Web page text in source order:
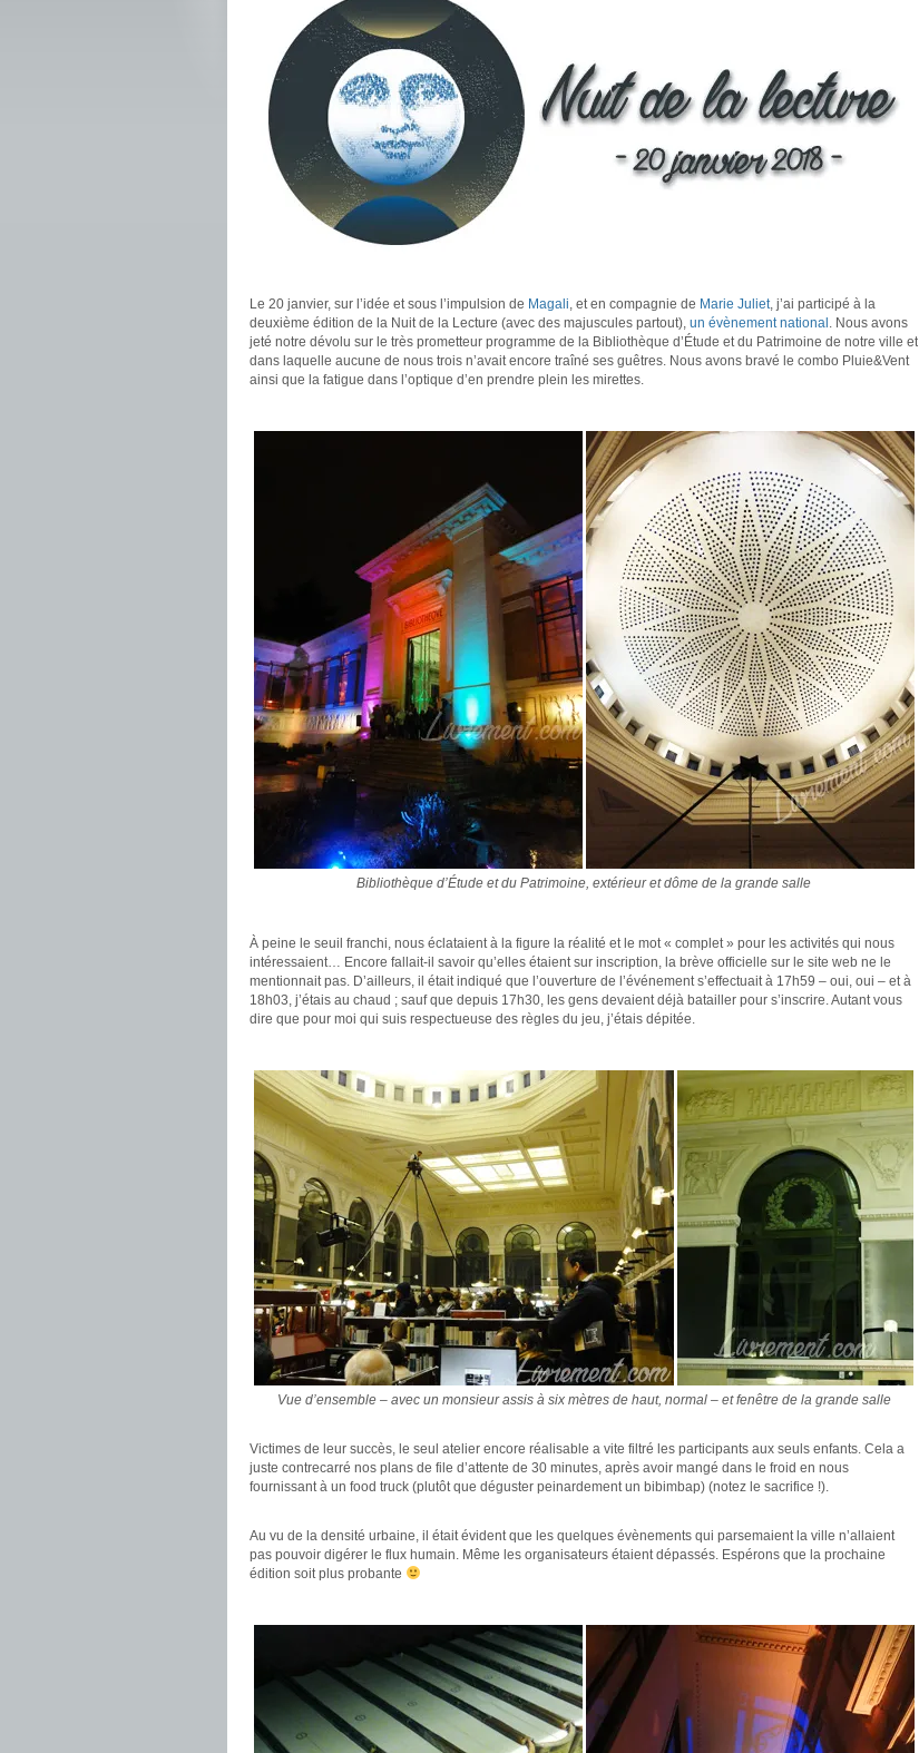
Le 20 janvier, sur l’idée et sous l’impulsion de Magali, et en compagnie de Marie Juliet, j’ai participé à la
deuxième édition de la Nuit de la Lecture (avec des majuscules partout), un évènement national . Nous avons
jeté notre dévolu sur le très prometteur programme de la Bibliothèque d’Étude et du Patrimoine de notre ville et
dans laquelle aucune de nous trois n’avait encore traîné ses guêtres. Nous avons bravé le combo Pluie&Vent
ainsi que la fatigue dans l’optique d’en prendre plein les mirettes.
Bibliothèque d’Étude et du Patrimoine, extérieur et dôme de la grande salle
À peine le seuil franchi, nous éclataient à la figure la réalité et le mot « complet » pour les activités qui nous
intéressaient… Encore fallait-il savoir qu’elles étaient sur inscription, la brève officielle sur le site web ne le
mentionnait pas. D’ailleurs, il était indiqué que l’ouverture de l’événement s’effectuait à 17h59 – oui, oui – et à
18h03, j’étais au chaud ; sauf que depuis 17h30, les gens devaient déjà batailler pour s’inscrire. Autant vous
dire que pour moi qui suis respectueuse des règles du jeu, j’étais dépitée.
Vue d’ensemble – avec un monsieur assis à six mètres de haut, normal – et fenêtre de la grande salle
Victimes de leur succès, le seul atelier encore réalisable a vite filtré les participants aux seuls enfants. Cela a
juste contrecarré nos plans de file d’attente de 30 minutes, après avoir mangé dans le froid en nous
fournissant à un food truck (plutôt que déguster peinardement un bibimbap) (notez le sacrifice !).
Au vu de la densité urbaine, il était évident que les quelques évènements qui parsemaient la ville n’allaient
pas pouvoir digérer le flux humain. Même les organisateurs étaient dépassés. Espérons que la prochaine
édition soit plus probante